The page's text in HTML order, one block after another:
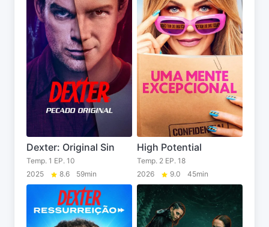
Dexter: Original Sin
Temp. 1 EP. 10
2025
8.6 59min
High Potential
Temp. 2 EP. 18
2026
9.0 45min